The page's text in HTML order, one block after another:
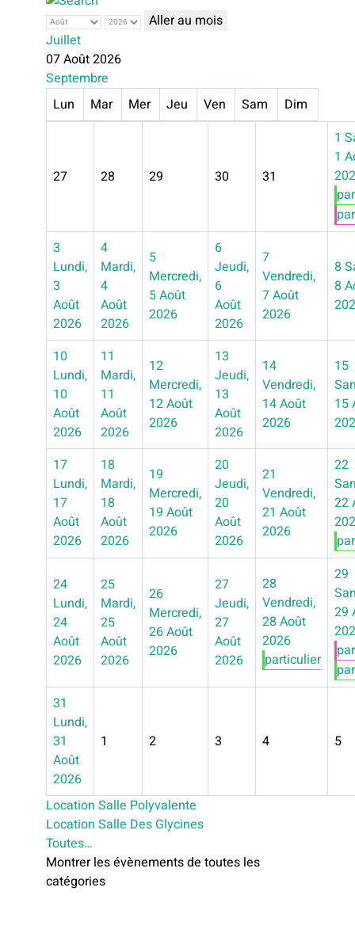
Aller au mois
Juillet
07 Août 2026
Septembre
Lun
Mar Mer Jeu Ven Sam Dim
27 28 29 30 31
1
1
3
Lundi,
3
Août
2026
4
Mardi,
4
Août
2026
5
Mercredi,
5 Août
2026
6
Jeudi,
6
Août
2026
7
Vendredi,
7 Août
2026
8
8
10
Lundi,
10
Août
2026
11
Mardi,
11
Août
2026
12
Mercredi,
12 Août
2026
13
Jeudi,
13
Août
2026
14
Vendredi,
14 Août
2026
15
15
17
Lundi,
17
Août
2026
18
Mardi,
18
Août
2026
19
Mercredi,
19 Août
2026
20
Jeudi,
20
Août
2026
21
Vendredi,
21 Août
2026
22
22
24
Lundi,
24
Août
2026
25
Mardi,
25
Août
2026
26
Mercredi,
26 Août
2026
27
Jeudi,
27
Août
2026
28
Vendredi,
28 Août
2026
particulier
29
29
31
Lundi,
31
Août
2026
1 2 3 4 5
Location Salle Polyvalente
Location Salle Des Glycines
Toutes…
Montrer les évènements de toutes les
catégories